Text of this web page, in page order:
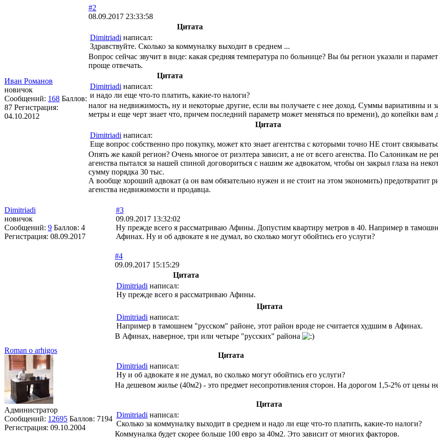
Иван Романов
новичок
Сообщений: 168 Баллов:
87 Регистрация:
04.10.2012
#2
08.09.2017 23:33:58
Цитата
Dimitriadi написал:
Здравствуйте. Сколько за коммуналку выходит в среднем ...
Вопрос сейчас звучит в виде: какая средняя температура по больнице? Вы бы регион указали и
проще отвечать.
Цитата
Dimitriadi написал:
и надо ли еще что-то платить, какие-то налоги?
налог на недвижимость, ну и некоторые другие, если вы получаете с нее доход. Суммы вариативны и
метры и еще черт знает что, причем последний параметр может меняться по времени), до копейки вам
Цитата
Dimitriadi написал:
Еще вопрос собственно про покупку, может кто знает агентства с которыми точно НЕ стоит
Опять же какой регион? Очень многое от риэлтера зависит, а не от всего агенства. По Салоникам не
агенства пытался за нашей спиной договориться с нашим же адвокатом, чтобы он закрыл глаза на
сумму порядка 30 тыс.
А вообще хороший адвокат (а он вам обязательно нужен и не стоит на этом экономить) предотвратит
агенства недвижимости и продавца.
Dimitriadi
новичок
Сообщений: 9 Баллов: 4
Регистрация: 08.09.2017
#3
09.09.2017 13:32:02
Ну прежде всего я рассматриваю Афины. Допустим квартиру метров в 40. Например в
Афинах. Ну и об адвокате я не думал, во сколько могут обойтись его услуги?
Roman o arhigos
Администратор
Сообщений: 12695 Баллов: 7194
Регистрация: 09.10.2004
#4
09.09.2017 15:15:29
Цитата
Dimitriadi написал:
Ну прежде всего я рассматриваю Афины.
Цитата
Dimitriadi написал:
Например в тамошнем "русском" районе, этот район вроде не считается худшим в Афинах.
В Афинах, наверное, три или четыре "русских" района
Цитата
Dimitriadi написал:
Ну и об адвокате я не думал, во сколько могут обойтись его услуги?
На дешевом жилье (40м2) - это предмет несопротивления сторон. На дорогом 1,5-2% от цены
Цитата
Dimitriadi написал:
Сколько за коммуналку выходит в среднем и надо ли еще что-то платить, какие-то налоги?
Коммуналка будет скорее больше 100 евро за 40м2. Это зависит от многих факторов.